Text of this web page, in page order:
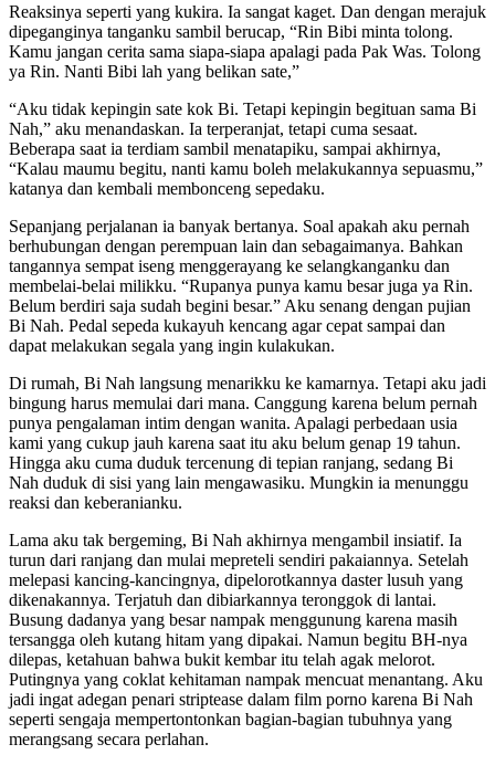
Reaksinya seperti yang kukira. Ia sangat kaget. Dan dengan merajuk
dipeganginya tanganku sambil berucap, “Rin Bibi minta tolong.
Kamu jangan cerita sama siapa-siapa apalagi pada Pak Was. Tolong
ya Rin. Nanti Bibi lah yang belikan sate,”
“Aku tidak kepingin sate kok Bi. Tetapi kepingin begituan sama Bi
Nah,” aku menandaskan. Ia terperanjat, tetapi cuma sesaat.
Beberapa saat ia terdiam sambil menatapiku, sampai akhirnya,
“Kalau maumu begitu, nanti kamu boleh melakukannya sepuasmu,”
katanya dan kembali membonceng sepedaku.
Sepanjang perjalanan ia banyak bertanya. Soal apakah aku pernah
berhubungan dengan perempuan lain dan sebagaimanya. Bahkan
tangannya sempat iseng menggerayang ke selangkanganku dan
membelai-belai milikku. “Rupanya punya kamu besar juga ya Rin.
Belum berdiri saja sudah begini besar.” Aku senang dengan pujian
Bi Nah. Pedal sepeda kukayuh kencang agar cepat sampai dan
dapat melakukan segala yang ingin kulakukan.
Di rumah, Bi Nah langsung menarikku ke kamarnya. Tetapi aku jadi
bingung harus memulai dari mana. Canggung karena belum pernah
punya pengalaman intim dengan wanita. Apalagi perbedaan usia
kami yang cukup jauh karena saat itu aku belum genap 19 tahun.
Hingga aku cuma duduk tercenung di tepian ranjang, sedang Bi
Nah duduk di sisi yang lain mengawasiku. Mungkin ia menunggu
reaksi dan keberanianku.
Lama aku tak bergeming, Bi Nah akhirnya mengambil insiatif. Ia
turun dari ranjang dan mulai mepreteli sendiri pakaiannya. Setelah
melepasi kancing-kancingnya, dipelorotkannya daster lusuh yang
dikenakannya. Terjatuh dan dibiarkannya teronggok di lantai.
Busung dadanya yang besar nampak menggunung karena masih
tersangga oleh kutang hitam yang dipakai. Namun begitu BH-nya
dilepas, ketahuan bahwa bukit kembar itu telah agak melorot.
Putingnya yang coklat kehitaman nampak mencuat menantang. Aku
jadi ingat adegan penari striptease dalam film porno karena Bi Nah
seperti sengaja mempertontonkan bagian-bagian tubuhnya yang
merangsang secara perlahan.